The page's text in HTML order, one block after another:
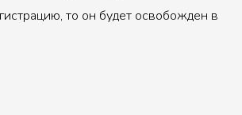
то он будет освобожден в